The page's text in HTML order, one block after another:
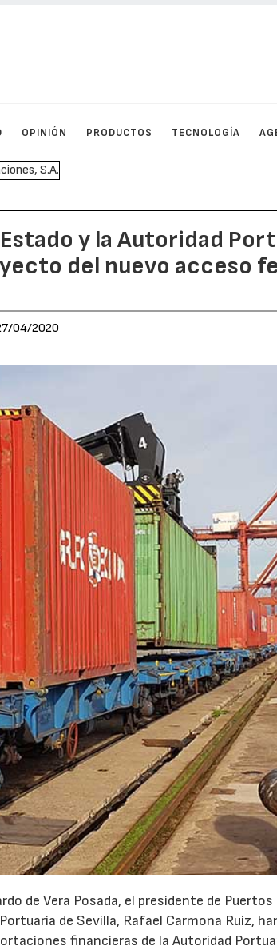
OPINIÓN PRODUCTOS TECNOLOGÍA
y la Autoridad
del nuevo acceso
04/2020
de Vera Posada, el presidente de
de Sevilla, Rafael Carmona Ruiz,
financieras de la Autoridad